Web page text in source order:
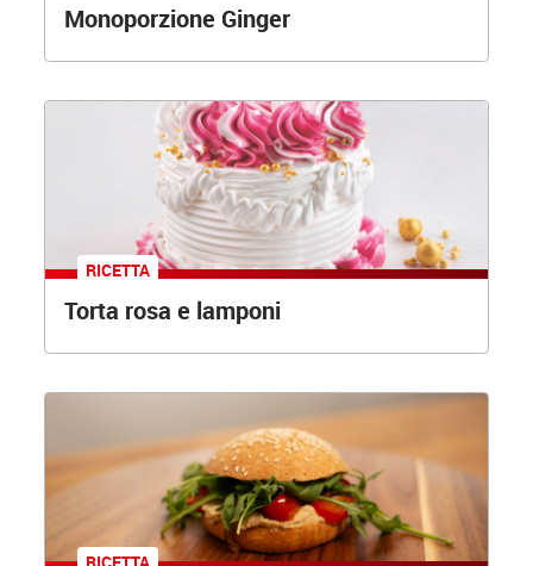
Monoporzione Ginger
RICETTA
Torta rosa e lamponi